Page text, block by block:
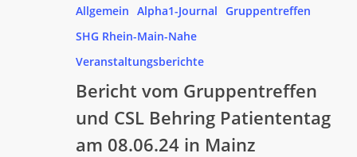
und
CSL
Behring
Patiententag
am
08.06.24
in
Allgemein Alpha1-Journal Gruppentreffen
SHG Rhein-Main-Nahe
Veranstaltungsberichte
Bericht vom Gruppentreffen
und CSL Behring Patiententag
am 08.06.24 in Mainz